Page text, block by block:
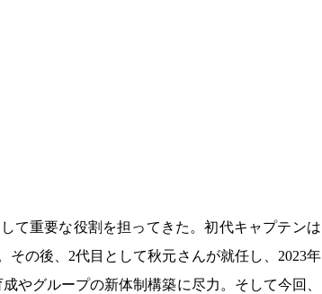
て重要な役割を担ってきた。初代キャプテンは
その後、2代目として秋元さんが就任し、2023年
やグループの新体制構築に尽力。そして今回、